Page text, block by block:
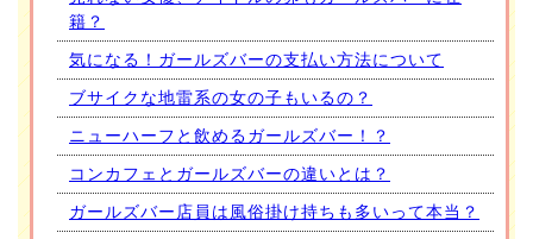
籍？
気になる！ガールズバーの支払い方法について
ブサイクな地雷系の女の子もいるの？
ニューハーフと飲めるガールズバー！？
コンカフェとガールズバーの違いとは？
ガールズバー店員は風俗掛け持ちも多いって本当？